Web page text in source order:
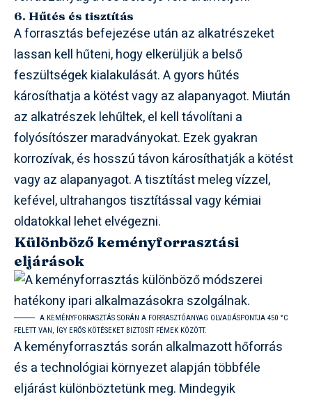
6. Hűtés és tisztítás
A forrasztás befejezése után az alkatrészeket
lassan kell hűteni, hogy elkerüljük a belső
feszültségek kialakulását. A gyors hűtés
károsíthatja a kötést vagy az alapanyagot. Miután
az alkatrészek lehűltek, el kell távolítani a
folyósítószer maradványokat. Ezek gyakran
korrozívak, és hosszú távon károsíthatják a kötést
vagy az alapanyagot. A tisztítást meleg vízzel,
kefével, ultrahangos tisztítással vagy kémiai
oldatokkal lehet elvégezni.
Különböző keményforrasztási
eljárások
A KEMÉNYFORRASZTÁS SORÁN A FORRASZTÓANYAG OLVADÁSPONTJA 450 °C
FELETT VAN, ÍGY ERŐS KÖTÉSEKET BIZTOSÍT FÉMEK KÖZÖTT.
A keményforrasztás során alkalmazott hőforrás
és a technológiai környezet alapján többféle
eljárást különböztetünk meg. Mindegyik